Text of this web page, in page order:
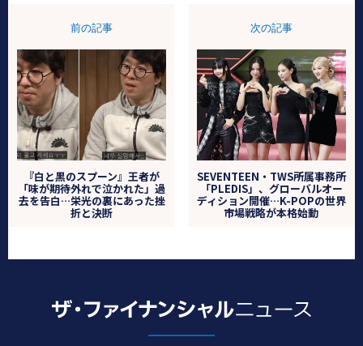
前の記事
『白と黒のスプーン』王者が
「味が期待外れで泣かれた」過
去を告白…栄光の裏にあった挫
折と決断
次の記事
SEVENTEEN・TWS所属事務所
「PLEDIS」、グローバルオー
ディション開催…K-POPの世界
市場戦略が本格始動